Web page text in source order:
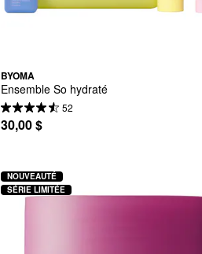
BYOMA
Ensemble So hydraté
52
30,00 $
NOUVEAUTÉ
SÉRIE LIMITÉE